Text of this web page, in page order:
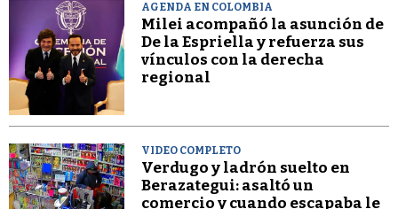
AGENDA EN COLOMBIA
Milei acompañó la asunción de
De la Espriella y refuerza sus
vínculos con la derecha
regional
VIDEO COMPLETO
Verdugo y ladrón suelto en
Berazategui: asaltó un
comercio y cuando escapaba le